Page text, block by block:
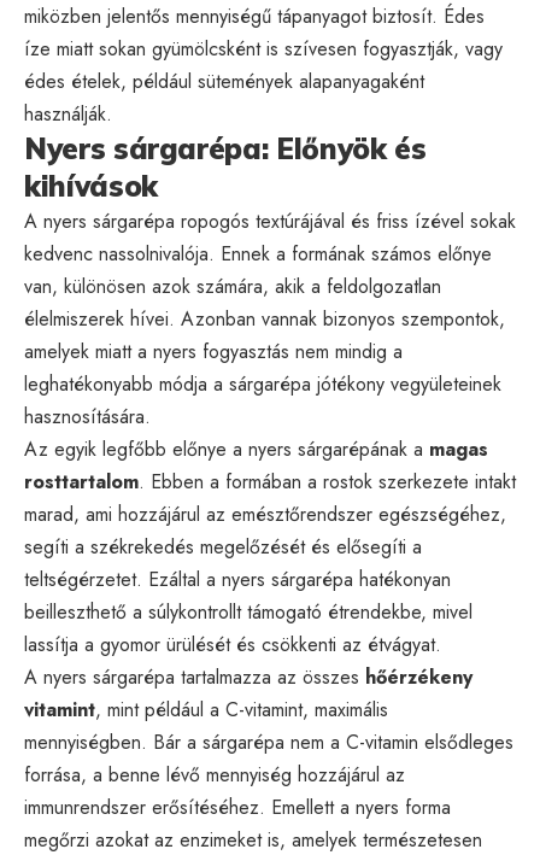
miközben jelentős mennyiségű tápanyagot biztosít. Édes
íze miatt sokan gyümölcsként is szívesen fogyasztják, vagy
édes ételek, például sütemények alapanyagaként
használják.
Nyers sárgarépa: Előnyök és
kihívások
A nyers sárgarépa ropogós textúrájával és friss ízével sokak
kedvenc nassolnivalója. Ennek a formának számos előnye
van, különösen azok számára, akik a feldolgozatlan
élelmiszerek hívei. Azonban vannak bizonyos szempontok,
amelyek miatt a nyers fogyasztás nem mindig a
leghatékonyabb módja a sárgarépa jótékony vegyületeinek
hasznosítására.
Az egyik legfőbb előnye a nyers sárgarépának a magas
rosttartalom. Ebben a formában a rostok szerkezete intakt
marad, ami hozzájárul az emésztőrendszer egészségéhez,
segíti a székrekedés megelőzését és elősegíti a
teltségérzetet. Ezáltal a nyers sárgarépa hatékonyan
beilleszthető a súlykontrollt támogató étrendekbe, mivel
lassítja a gyomor ürülését és csökkenti az étvágyat.
A nyers sárgarépa tartalmazza az összes hőérzékeny
vitamint, mint például a C-vitamint, maximális
mennyiségben. Bár a sárgarépa nem a C-vitamin elsődleges
forrása, a benne lévő mennyiség hozzájárul az
immunrendszer erősítéséhez. Emellett a nyers forma
megőrzi azokat az enzimeket is, amelyek természetesen